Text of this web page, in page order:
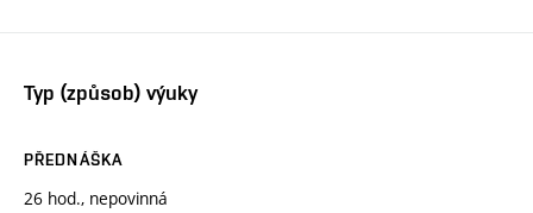
Typ (způsob) výuky
PŘEDNÁŠKA
26 hod., nepovinná